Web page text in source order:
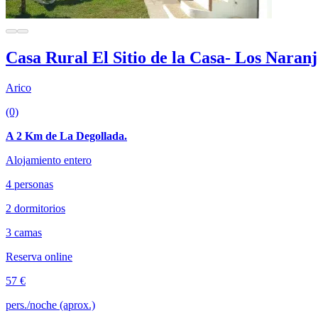
Casa Rural El Sitio de la Casa- Los
Arico
(0)
A 2 Km de La Degollada.
Alojamiento entero
4 personas
2 dormitorios
3 camas
Reserva online
57 €
pers./noche (aprox.)